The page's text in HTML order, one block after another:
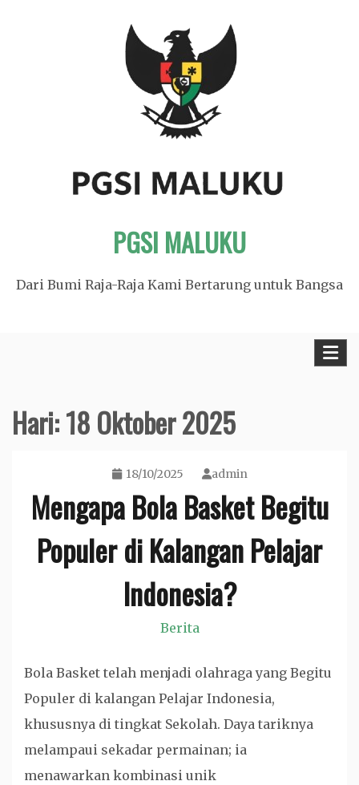
PGSI MALUKU
Dari Bumi Raja-Raja Kami Bertarung untuk Bangsa
Hari:18 Oktober 2025
18/10/2025 admin
Mengapa Bola Basket Begitu
Populer di Kalangan Pelajar
Indonesia?
Berita
Bola Basket telah menjadi olahraga yang Begitu
Populer di kalangan Pelajar Indonesia,
khususnya di tingkat Sekolah. Daya tariknya
melampaui sekadar permainan; ia
menawarkan kombinasi unik